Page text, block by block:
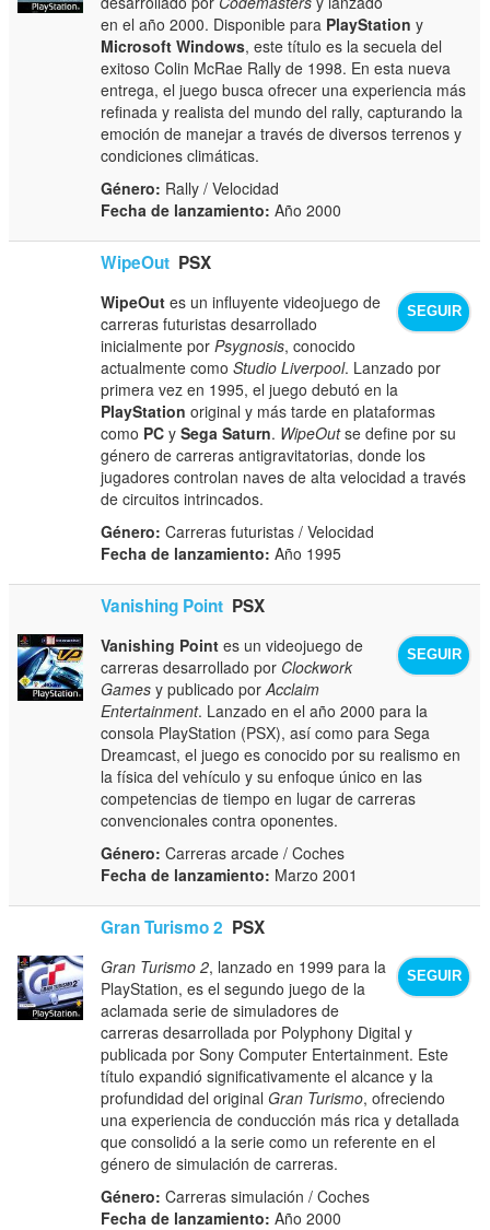
en el año 2000. Disponible para PlayStation y
Microsoft Windows, este título es la secuela del
exitoso Colin McRae Rally de 1998. En esta nueva
entrega, el juego busca ofrecer una experiencia más
refinada y realista del mundo del rally, capturando la
emoción de manejar a través de diversos terrenos y
condiciones climáticas.
Género: Rally / Velocidad
Fecha de lanzamiento: Año 2000
WipeOut PSX
SEGUIR
WipeOut es un influyente videojuego de
carreras futuristas desarrollado
inicialmente porPsygnosis, conocido
actualmente comoStudio Liverpool. Lanzado por
primera vez en 1995, el juego debutó en la
PlayStation original y más tarde en plataformas
como PC ySega Saturn. WipeOutse define por su
género de carreras antigravitatorias, donde los
jugadores controlan naves de alta velocidad a través
de circuitos intrincados.
Género: Carreras futuristas / Velocidad
Fecha de lanzamiento: Año 1995
Vanishing Point PSX
SEGUIR
Vanishing Point es un videojuego de
carreras desarrollado por Clockwork
Games y publicado porAcclaim
Entertainment. Lanzado en el año 2000 para la
consola PlayStation (PSX), así como para Sega
Dreamcast, el juego es conocido por su realismo en
la física del vehículo y su enfoque único en las
competencias de tiempo en lugar de carreras
convencionales contra oponentes.
Género: Carreras arcade / Coches
Fecha de lanzamiento: Marzo 2001
Gran Turismo 2 PSX
SEGUIR
Gran Turismo 2, lanzado en 1999 para la
PlayStation, es el segundo juego de la
aclamada serie de simuladores de
carreras desarrollada por Polyphony Digital y
publicada por Sony Computer Entertainment. Este
título expandió significativamente el alcance y la
profundidad del originalGran Turismo, ofreciendo
una experiencia de conducción más rica y detallada
que consolidó a la serie como un referente en el
género de simulación de carreras.
Género: Carreras simulación / Coches
Fecha de lanzamiento: Año 2000